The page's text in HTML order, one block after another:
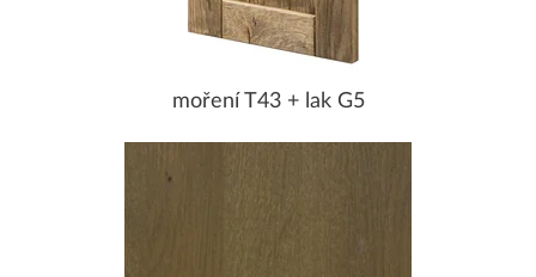
moření T43 + lak G5